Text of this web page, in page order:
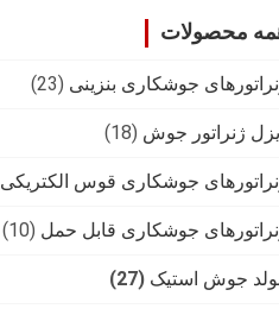
محصولات
جوشکاری بنزینی (23)
ژنراتور جوش (18)
جوشکاری قوس الکتریکی
جوشکاری قابل حمل (10)
جوش استیک (27)